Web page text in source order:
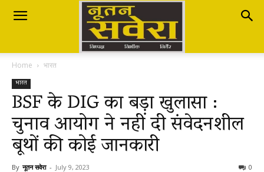
Nutan
Savera
नूतन
सवेरा
Home भारत
भारत
BSF के DIG का बड़ा खुलासा :
चुनाव आयोग ने नहीं दी संवेदनशील
बूथों की कोई जानकारी
By नूतन सवेरा - July 9, 2023 0